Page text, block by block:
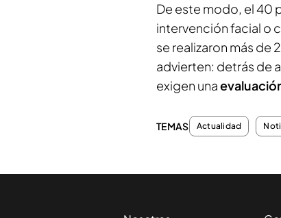
De este modo, el 40
intervención facial o
se realizaron más
advierten: detrás de
exigen una
TEMAS Actualidad